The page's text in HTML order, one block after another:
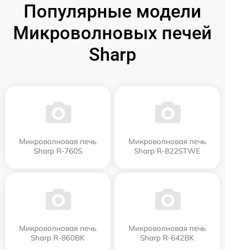
Популярные модели
Микроволновых печей
Sharp
Микроволновая печь
Sharp R-760S
Микроволновая печь
Sharp R-822STWE
Микроволновая печь
Sharp R-860BK
Микроволновая печь
Sharp R-642BK